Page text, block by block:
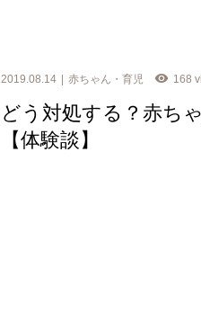
2019.08.14 赤ちゃん・育児 168
どう対処する？赤ち
【体験談】